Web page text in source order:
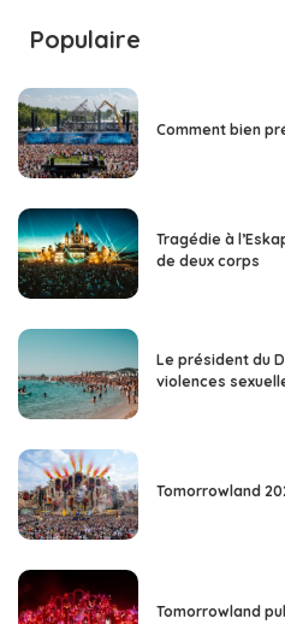
Populaire
Comment bien
Tragédie à
de deux corps
Le président du
violences
Tomorrowland
Tomorrowland